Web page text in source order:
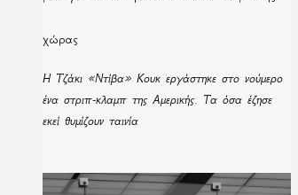
χώρας
Η Τζάκι «Ντίβα» Κουκ εργάστηκε στο νούμερο
ένα στριπ-κλαμπ της Αμερικής. Τα όσα έζησε
εκεί θυμίζουν ταινία